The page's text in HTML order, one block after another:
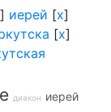
] иерей [x]
[x]
диакон иерей